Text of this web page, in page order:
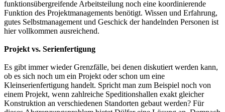
funktionsübergreifende Arbeitsteilung noch eine koordinierende
Funktion des Projektmanagements benötigt. Wissen und Erfahrung,
gutes Selbstmanagement und Geschick der handelnden Personen ist
hier vollkommen ausreichend.
Projekt vs. Serienfertigung
Es gibt immer wieder Grenzfälle, bei denen diskutiert werden kann,
ob es sich noch um ein Projekt oder schon um eine
Kleinserienfertigung handelt. Spricht man zum Beispiel noch von
einem Projekt, wenn zahlreiche Speditionshallen exakt gleicher
Konstruktion an verschiedenen Standorten gebaut werden? Für